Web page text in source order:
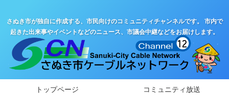
さぬき市が独自に作成する、市民向けのコミュニティチャンネルです。 市内で
起きた出来事やイベントなどのニュース、市議会中継などをお届けします。
トップページ コミュニティ放送